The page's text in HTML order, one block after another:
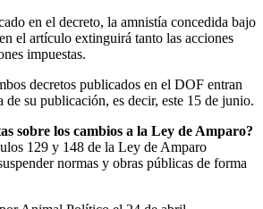
en el decreto, la amnistía concedida bajo
el artículo extinguirá tanto las acciones
impuestas.
decretos publicados en el DOF entran
su publicación, es decir, este 15 de junio.
sobre los cambios a la Ley de Amparo?
129 y 148 de la Ley de Amparo
normas y obras públicas de forma